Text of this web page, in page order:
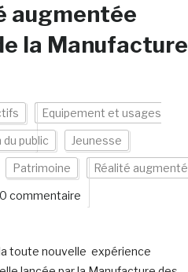
augmentée
la Manufacture
Equipement et usages
public Jeunesse
Patrimoine Réalité
0 commentaire
toute nouvelle expérience